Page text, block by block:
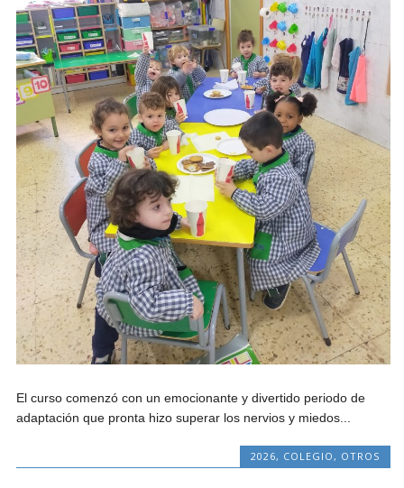
El curso comenzó con un emocionante y divertido periodo de
adaptación que pronta hizo superar los nervios y miedos...
2026, COLEGIO, OTROS